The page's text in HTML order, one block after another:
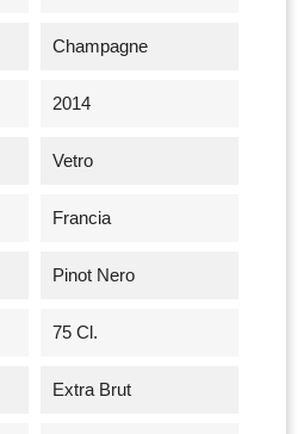
Champagne
2014
Vetro
Francia
Pinot Nero
75 Cl.
Extra Brut